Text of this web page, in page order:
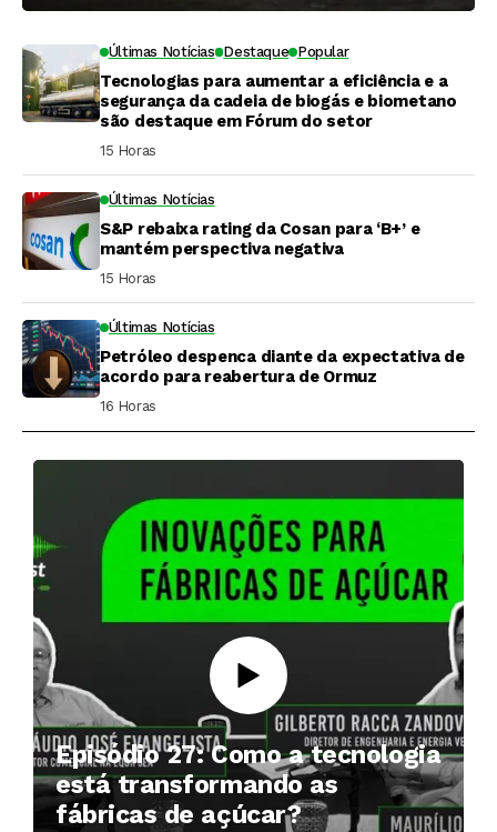
Últimas Notícias Destaque Popular
Tecnologias para aumentar a eficiência e a
segurança da cadeia de biogás e biometano
são destaque em Fórum do setor
15 Horas ⁮
Últimas Notícias
S&P rebaixa rating da Cosan para ‘B+’ e
mantém perspectiva negativa
15 Horas ⁮
Últimas Notícias
Petróleo despenca diante da expectativa de
acordo para reabertura de Ormuz
16 Horas ⁮
Episódio 27: Como a tecnologia
está transformando as
fábricas de açúcar?